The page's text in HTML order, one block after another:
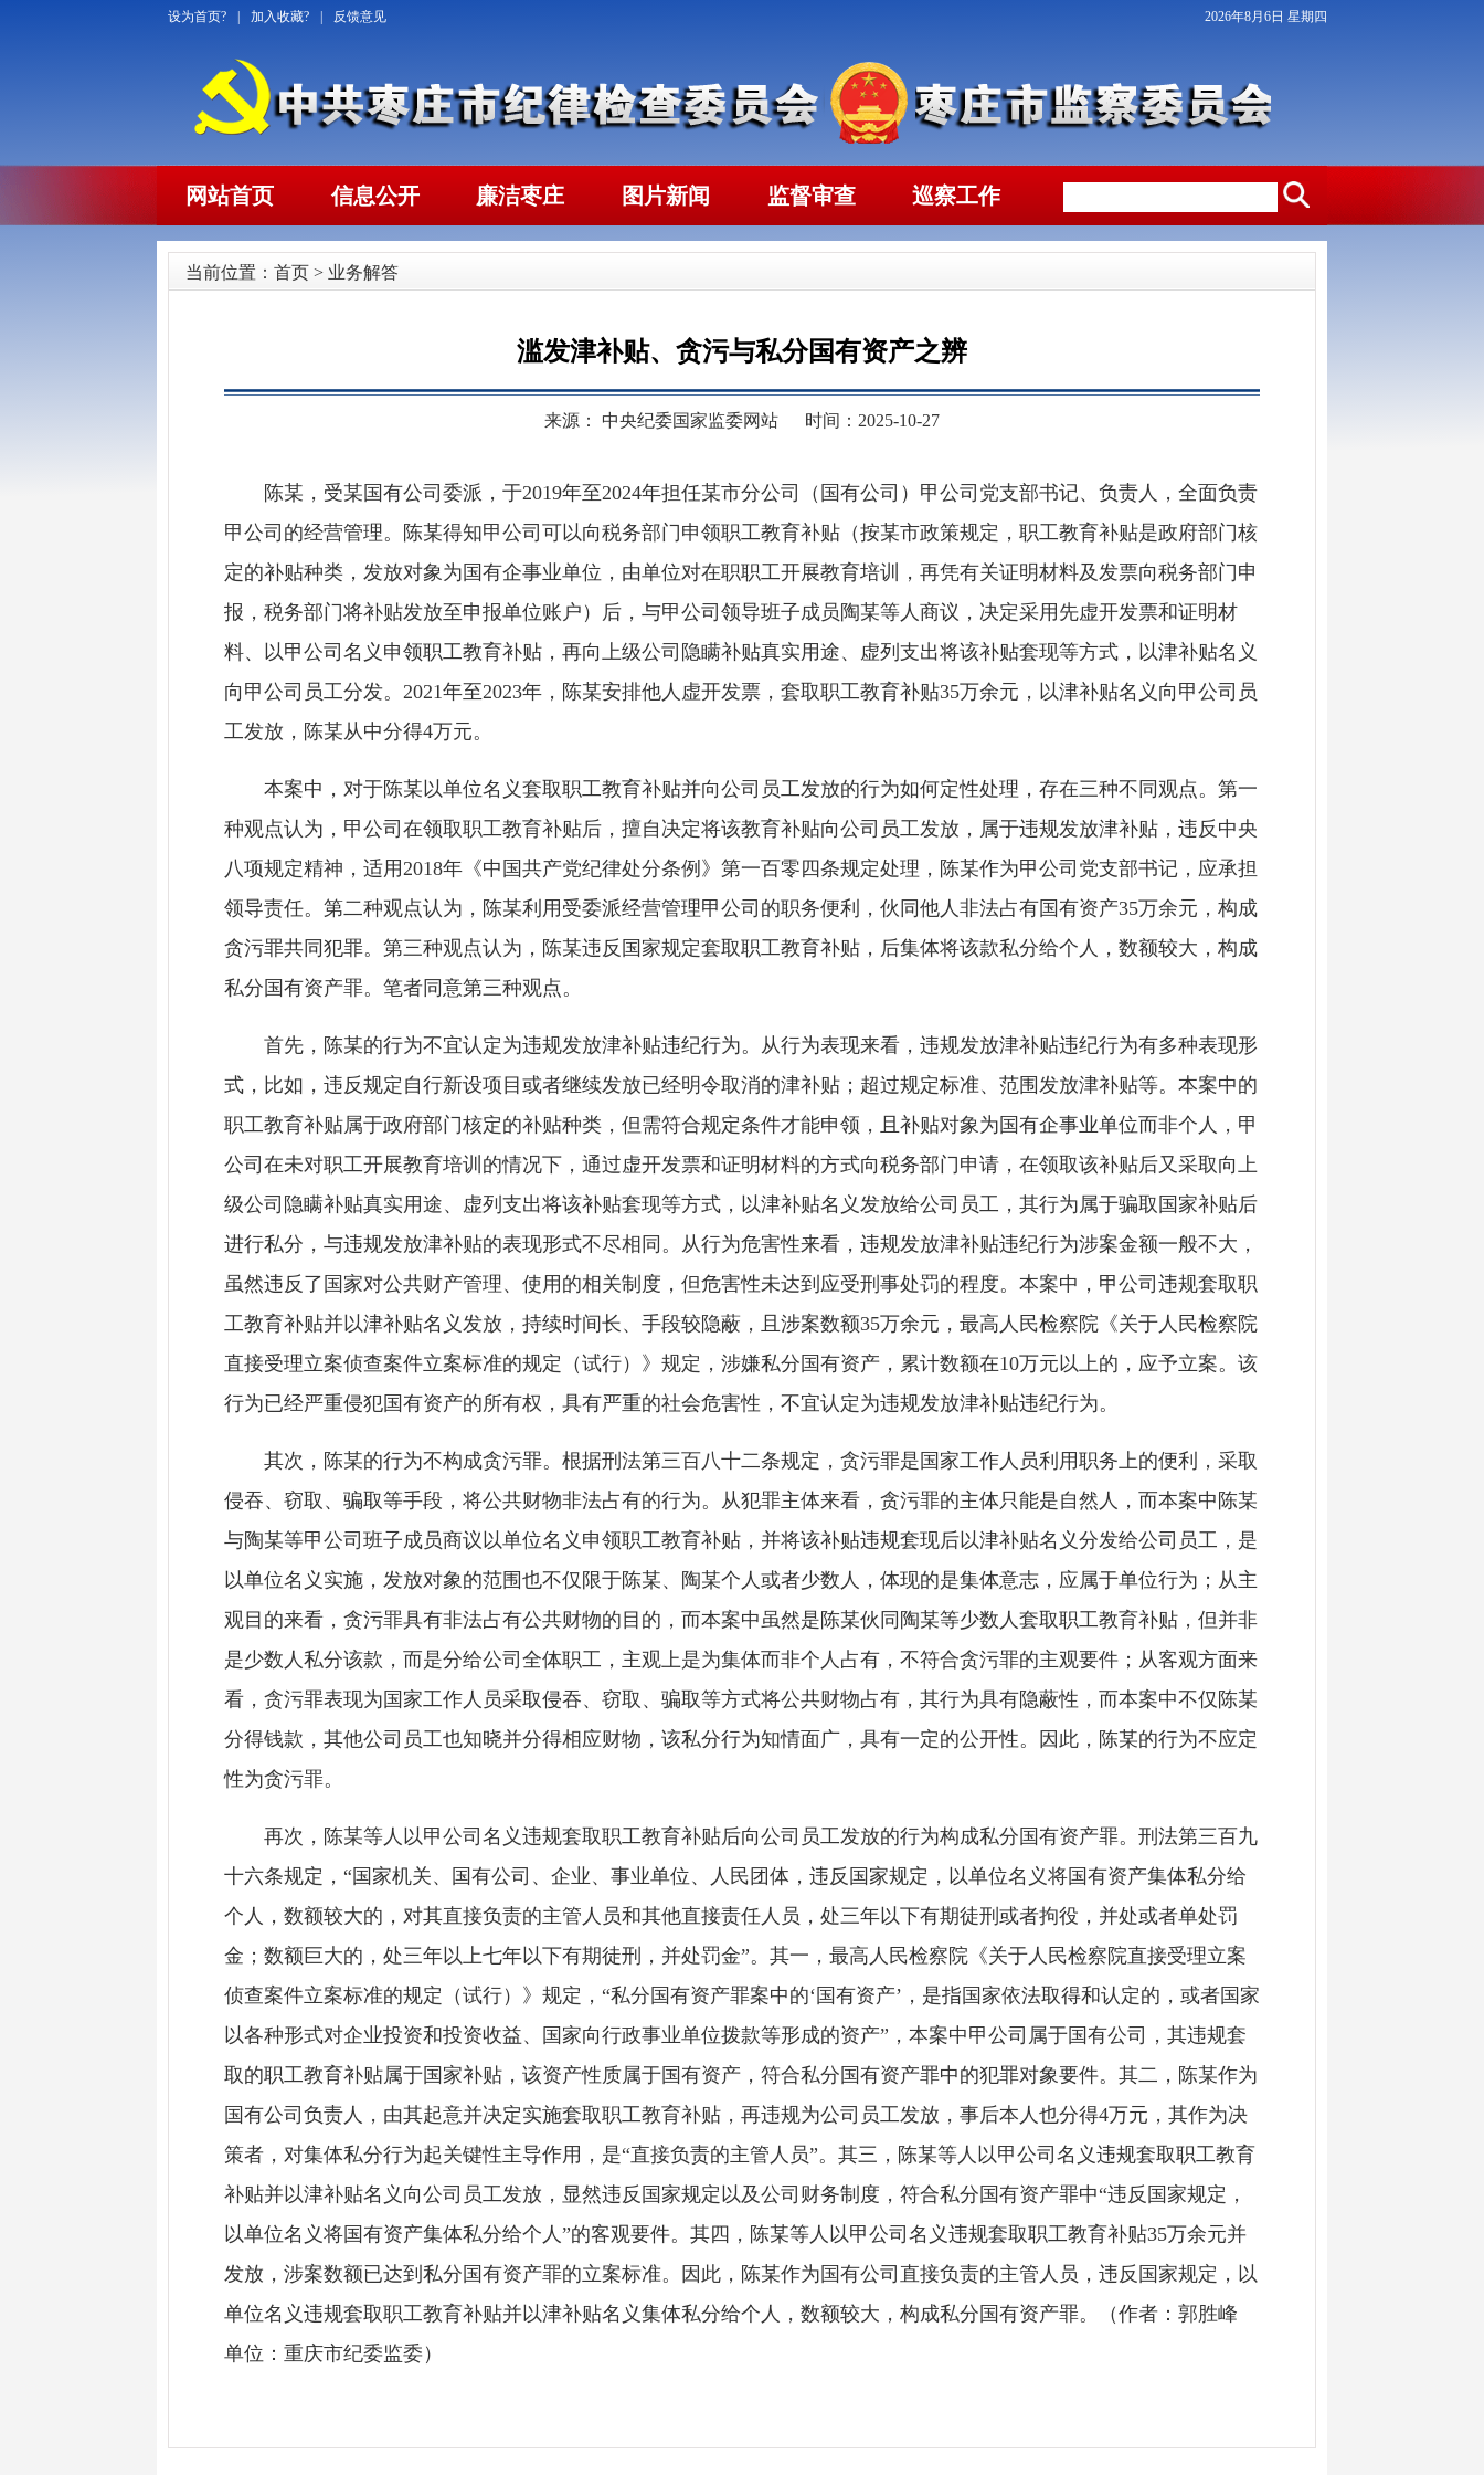
设为首页? 加入收藏? 反馈意见 2026年8月6日 星期四
网站首页 信息公开 廉洁枣庄 图片新闻 监督审查 巡察工作
当前位置： 首页 > 业务解答
滥发津补贴、贪污与私分国有资产之辨
来源： 中央纪委国家监委网站 时间：2025-10-27
陈某，受某国有公司委派，于2019年至2024年担任某市分公司（国有公司）甲公司党支部书记、负责人，全面负责
甲公司的经营管理。陈某得知甲公司可以向税务部门申领职工教育补贴（按某市政策规定，职工教育补贴是政府部门核
定的补贴种类，发放对象为国有企事业单位，由单位对在职职工开展教育培训，再凭有关证明材料及发票向税务部门申
报，税务部门将补贴发放至申报单位账户）后，与甲公司领导班子成员陶某等人商议，决定采用先虚开发票和证明材
料、以甲公司名义申领职工教育补贴，再向上级公司隐瞒补贴真实用途、虚列支出将该补贴套现等方式，以津补贴名义
向甲公司员工分发。2021年至2023年，陈某安排他人虚开发票，套取职工教育补贴35万余元，以津补贴名义向甲公司员
工发放，陈某从中分得4万元。
本案中，对于陈某以单位名义套取职工教育补贴并向公司员工发放的行为如何定性处理，存在三种不同观点。第一
种观点认为，甲公司在领取职工教育补贴后，擅自决定将该教育补贴向公司员工发放，属于违规发放津补贴，违反中央
八项规定精神，适用2018年《中国共产党纪律处分条例》第一百零四条规定处理，陈某作为甲公司党支部书记，应承担
领导责任。第二种观点认为，陈某利用受委派经营管理甲公司的职务便利，伙同他人非法占有国有资产35万余元，构成
贪污罪共同犯罪。第三种观点认为，陈某违反国家规定套取职工教育补贴，后集体将该款私分给个人，数额较大，构成
私分国有资产罪。笔者同意第三种观点。
首先，陈某的行为不宜认定为违规发放津补贴违纪行为。从行为表现来看，违规发放津补贴违纪行为有多种表现形
式，比如，违反规定自行新设项目或者继续发放已经明令取消的津补贴；超过规定标准、范围发放津补贴等。本案中的
职工教育补贴属于政府部门核定的补贴种类，但需符合规定条件才能申领，且补贴对象为国有企事业单位而非个人，甲
公司在未对职工开展教育培训的情况下，通过虚开发票和证明材料的方式向税务部门申请，在领取该补贴后又采取向上
级公司隐瞒补贴真实用途、虚列支出将该补贴套现等方式，以津补贴名义发放给公司员工，其行为属于骗取国家补贴后
进行私分，与违规发放津补贴的表现形式不尽相同。从行为危害性来看，违规发放津补贴违纪行为涉案金额一般不大，
虽然违反了国家对公共财产管理、使用的相关制度，但危害性未达到应受刑事处罚的程度。本案中，甲公司违规套取职
工教育补贴并以津补贴名义发放，持续时间长、手段较隐蔽，且涉案数额35万余元，最高人民检察院《关于人民检察院
直接受理立案侦查案件立案标准的规定（试行）》规定，涉嫌私分国有资产，累计数额在10万元以上的，应予立案。该
行为已经严重侵犯国有资产的所有权，具有严重的社会危害性，不宜认定为违规发放津补贴违纪行为。
其次，陈某的行为不构成贪污罪。根据刑法第三百八十二条规定，贪污罪是国家工作人员利用职务上的便利，采取
侵吞、窃取、骗取等手段，将公共财物非法占有的行为。从犯罪主体来看，贪污罪的主体只能是自然人，而本案中陈某
与陶某等甲公司班子成员商议以单位名义申领职工教育补贴，并将该补贴违规套现后以津补贴名义分发给公司员工，是
以单位名义实施，发放对象的范围也不仅限于陈某、陶某个人或者少数人，体现的是集体意志，应属于单位行为；从主
观目的来看，贪污罪具有非法占有公共财物的目的，而本案中虽然是陈某伙同陶某等少数人套取职工教育补贴，但并非
是少数人私分该款，而是分给公司全体职工，主观上是为集体而非个人占有，不符合贪污罪的主观要件；从客观方面来
看，贪污罪表现为国家工作人员采取侵吞、窃取、骗取等方式将公共财物占有，其行为具有隐蔽性，而本案中不仅陈某
分得钱款，其他公司员工也知晓并分得相应财物，该私分行为知情面广，具有一定的公开性。因此，陈某的行为不应定
性为贪污罪。
再次，陈某等人以甲公司名义违规套取职工教育补贴后向公司员工发放的行为构成私分国有资产罪。刑法第三百九
十六条规定，“国家机关、国有公司、企业、事业单位、人民团体，违反国家规定，以单位名义将国有资产集体私分给
个人，数额较大的，对其直接负责的主管人员和其他直接责任人员，处三年以下有期徒刑或者拘役，并处或者单处罚
金；数额巨大的，处三年以上七年以下有期徒刑，并处罚金”。其一，最高人民检察院《关于人民检察院直接受理立案
侦查案件立案标准的规定（试行）》规定，“私分国有资产罪案中的‘国有资产’，是指国家依法取得和认定的，或者国家
以各种形式对企业投资和投资收益、国家向行政事业单位拨款等形成的资产”，本案中甲公司属于国有公司，其违规套
取的职工教育补贴属于国家补贴，该资产性质属于国有资产，符合私分国有资产罪中的犯罪对象要件。其二，陈某作为
国有公司负责人，由其起意并决定实施套取职工教育补贴，再违规为公司员工发放，事后本人也分得4万元，其作为决
策者，对集体私分行为起关键性主导作用，是“直接负责的主管人员”。其三，陈某等人以甲公司名义违规套取职工教育
补贴并以津补贴名义向公司员工发放，显然违反国家规定以及公司财务制度，符合私分国有资产罪中“违反国家规定，
以单位名义将国有资产集体私分给个人”的客观要件。其四，陈某等人以甲公司名义违规套取职工教育补贴35万余元并
发放，涉案数额已达到私分国有资产罪的立案标准。因此，陈某作为国有公司直接负责的主管人员，违反国家规定，以
单位名义违规套取职工教育补贴并以津补贴名义集体私分给个人，数额较大，构成私分国有资产罪。（作者：郭胜峰
单位：重庆市纪委监委）